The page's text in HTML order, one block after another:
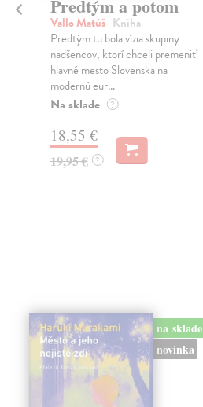
Predtým a potom
Vallo Matúš| Kniha
Predtým tu bola vízia skupiny
nadšencov, ktorí chceli premeniť
hlavné mesto Slovenska na
modernú eur...
Na sklade ?
18,55 €
19,95 € ?
na sklade
novinka